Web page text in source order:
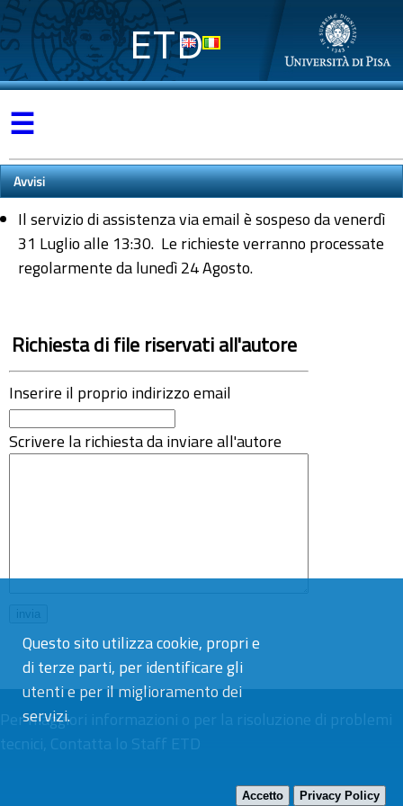
Questo sito utilizza cookie, propri e
di terze parti, per identificare gli
utenti e per il miglioramento dei
servizi.
Accetto Privacy Policy
ETD
☰
Avvisi
Il servizio di assistenza via email è sospeso da venerdì
31 Luglio alle 13:30. Le richieste verranno processate
regolarmente da lunedì 24 Agosto.
Richiesta di file riservati all'autore
Inserire il proprio indirizzo email
Scrivere la richiesta da inviare all'autore
Per maggiori informazioni o per la risoluzione di problemi
tecnici, Contatta lo Staff ETD